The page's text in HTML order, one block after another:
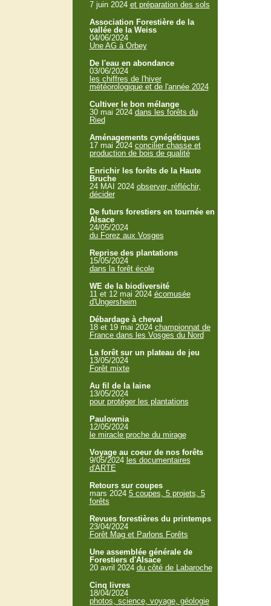
7 juin 2024 et préparation des sols
Association Forestière de la
vallée de la Weiss
04/06/2024
Une AG à Orbey
De l'eau en abondance
03/06/2024
les chiffres de l'hiver
météorologique et de l'année 2024
Cultiver le bon mélange
30 mai 2024 dans les forêts du
Ried
Aménagements cynégétiques
17 mai 2024 concilier chasse et
production de bois de qualité
Enrichir les forêts de la Haute
Bruche
24 MAI 2024 observer, réfléchir,
décider
De futurs forestiers en tournée en
Alsace
24/05/2024
du Forez aux Vosges
Reprise des plantations
15/05/2024
dans la forêt école
WE de la biodiversité
11 et 12 mai 2024 écomusée
d'Ungersheim
Débardage à cheval
18 et 19 mai 2024 championnat de
France dans les Vosges du Nord
La forêt sur un plateau de jeu
13/05/2024
Forêt mixte
Au fil de la laine
13/05/2024
pour protéger les plantations
Paulownia
12/05/2024
le miracle proche du mirage
Voyage au coeur de nos forêts
9/05/2024 les documentaires
d'ARTE
Retours sur coupes
mars 2024 5 coupes, 5 projets, 5
forêts
Revues forestières du printemps
23/04/2024
Forêt Mag et Parlons Forêts
Une assemblée générale de
Forestiers d'Alsace
20 avril 2024 du côté de Labaroche
Cinq livres
18/04/2024
photos, science, voyage, géologie